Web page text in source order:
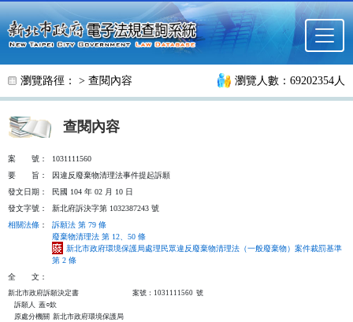
跳至主要內容
瀏覽路徑： > 查閱內容 瀏覽人數：69202354人
查閱內容
案 號：
1031111560
要
旨：
因違反廢棄物清理法事件提起訴願
發文日期：
民國 104 年 02 月 10 日
發文字號：
新北府訴決字第 1032387243 號
相關法條 ：
訴願法 第 79 條
廢棄物清理法 第 12、50 條
新北市政府環境保護局處理民眾違反廢棄物清理法（一般廢棄物）案件裁罰基準
第 2 條
全
文：
新北市政府訴願決定書                                  案號：1031111560  號
    訴願人  蓋○欽
    原處分機關  新北市政府環境保護局